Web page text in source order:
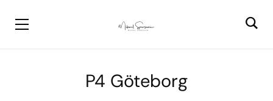
P4 Göteborg